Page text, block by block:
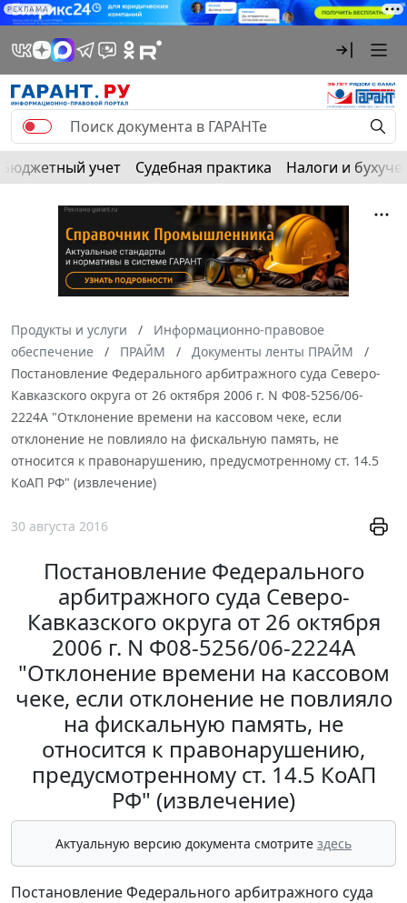
РЕКЛАМА
Бюджетный учет Судебная практика Налоги и
Продукты и услуги
Информационно-правовое
обеспечение
ПРАЙМ
Документы ленты ПРАЙМ
Постановление Федерального арбитражного суда Северо-
Кавказского округа от 26 октября 2006 г. N Ф08-5256/06-
2224А "Отклонение времени на кассовом чеке, если
отклонение не повлияло на фискальную память, не
относится к правонарушению, предусмотренному ст. 14.5
КоАП РФ" (извлечение)
30 августа 2016
Постановление Федерального
арбитражного суда Северо-
Кавказского округа от 26 октября
2006 г. N Ф08-5256/06-2224А
"Отклонение времени на кассовом
чеке, если отклонение не повлияло
на фискальную память, не
относится к правонарушению,
предусмотренному ст. 14.5 КоАП
РФ" (извлечение)
Актуальную версию документа смотрите здесь
Постановление Федерального арбитражного суда